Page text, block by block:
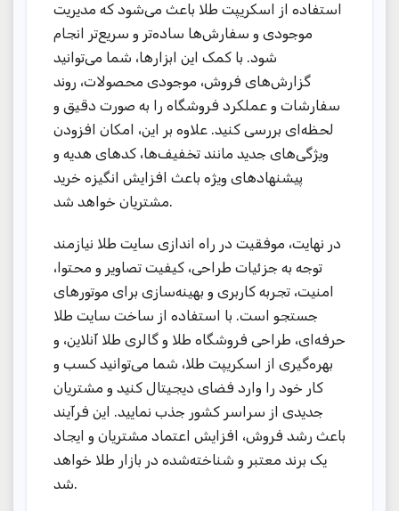
استفاده از اسکریپت طلا باعث می‌شود که مدیریت
موجودی و سفارش‌ها ساده‌تر و سریع‌تر انجام
شود. با کمک این ابزارها، شما می‌توانید
گزارش‌های فروش، موجودی محصولات، روند
سفارشات و عملکرد فروشگاه را به صورت دقیق و
لحظه‌ای بررسی کنید. علاوه بر این، امکان افزودن
ویژگی‌های جدید مانند تخفیف‌ها، کدهای هدیه و
پیشنهادهای ویژه باعث افزایش انگیزه خرید
مشتریان خواهد شد.
در نهایت، موفقیت در راه اندازی سایت طلا نیازمند
توجه به جزئیات طراحی، کیفیت تصاویر و محتوا،
امنیت، تجربه کاربری و بهینه‌سازی برای موتورهای
جستجو است. با استفاده از ساخت سایت طلا
حرفه‌ای، طراحی فروشگاه طلا و گالری طلا آنلاین، و
بهره‌گیری از اسکریپت طلا، شما می‌توانید کسب و
کار خود را وارد فضای دیجیتال کنید و مشتریان
جدیدی از سراسر کشور جذب نمایید. این فرآیند
باعث رشد فروش، افزایش اعتماد مشتریان و ایجاد
یک برند معتبر و شناخته‌شده در بازار طلا خواهد
شد.